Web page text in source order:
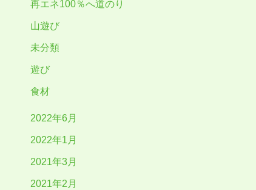
再エネ100％へ道のり
山遊び
未分類
遊び
食材
2022年6月
2022年1月
2021年3月
2021年2月